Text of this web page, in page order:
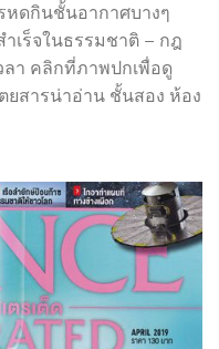
หดกินชั้นอากาศบางๆ
เร็จในธรรมชาติ – กฎ
า คลิกที่ภาพปกเพื่อดู
สารน่าอ่าน ชั้นสอง ห้อง